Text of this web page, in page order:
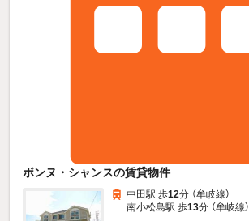
ボンヌ・シャンスの賃貸物件
中田駅 歩12分 （牟岐線）
南小松島駅 歩13分 （牟岐線）